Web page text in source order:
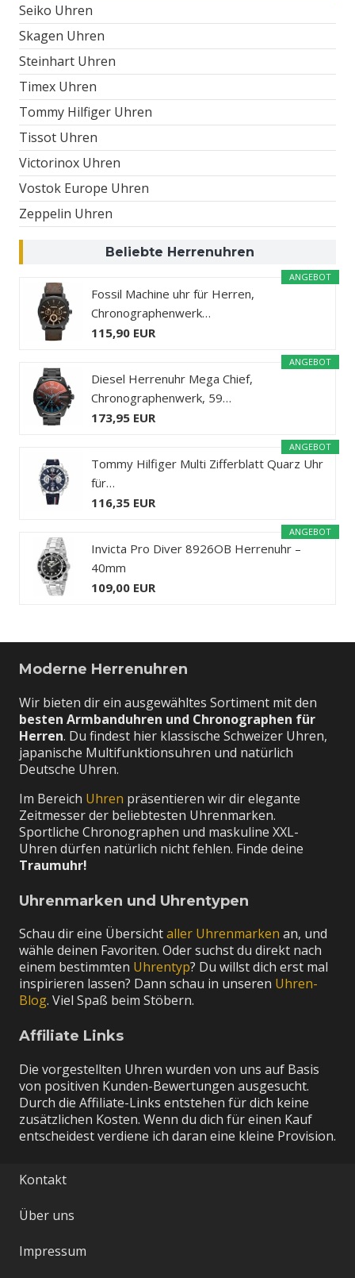
Seiko Uhren
Skagen Uhren
Steinhart Uhren
Timex Uhren
Tommy Hilfiger Uhren
Tissot Uhren
Victorinox Uhren
Vostok Europe Uhren
Zeppelin Uhren
Beliebte Herrenuhren
ANGEBOT
Fossil Machine uhr für Herren,
Chronographenwerk…
115,90 EUR
ANGEBOT
Diesel Herrenuhr Mega Chief,
Chronographenwerk, 59…
173,95 EUR
ANGEBOT
Tommy Hilfiger Multi Zifferblatt Quarz Uhr
für…
116,35 EUR
ANGEBOT
Invicta Pro Diver 8926OB Herrenuhr –
40mm
109,00 EUR
Moderne Herrenuhren
Wir bieten dir ein ausgewähltes Sortiment mit den
besten Armbanduhren und Chronographen für
Herren. Du findest hier klassische Schweizer Uhren,
japanische Multifunktionsuhren und natürlich
Deutsche Uhren.
Im Bereich Uhren präsentieren wir dir elegante
Zeitmesser der beliebtesten Uhrenmarken.
Sportliche Chronographen und maskuline XXL-
Uhren dürfen natürlich nicht fehlen. Finde deine
Traumuhr!
Uhrenmarken und Uhrentypen
Schau dir eine Übersichtaller Uhrenmarken an, und
wähle deinen Favoriten. Oder suchst du direkt nach
einem bestimmten Uhrentyp? Du willst dich erst mal
inspirieren lassen? Dann schau in unseren Uhren-
Blog. Viel Spaß beim Stöbern.
Affiliate Links
Die vorgestellten Uhren wurden von uns auf Basis
von positiven Kunden-Bewertungen ausgesucht.
Durch die Affiliate-Links entstehen für dich keine
zusätzlichen Kosten. Wenn du dich für einen Kauf
entscheidest verdiene ich daran eine kleine Provision.
Kontakt
Über uns
Impressum